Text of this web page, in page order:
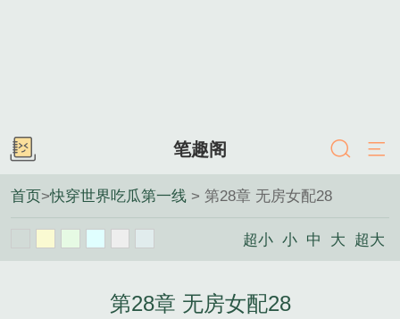
笔趣阁
首页>快穿世界吃瓜第一线 > 第28章 无房女配28
超小 小 中 大 超大
第28章 无房女配28